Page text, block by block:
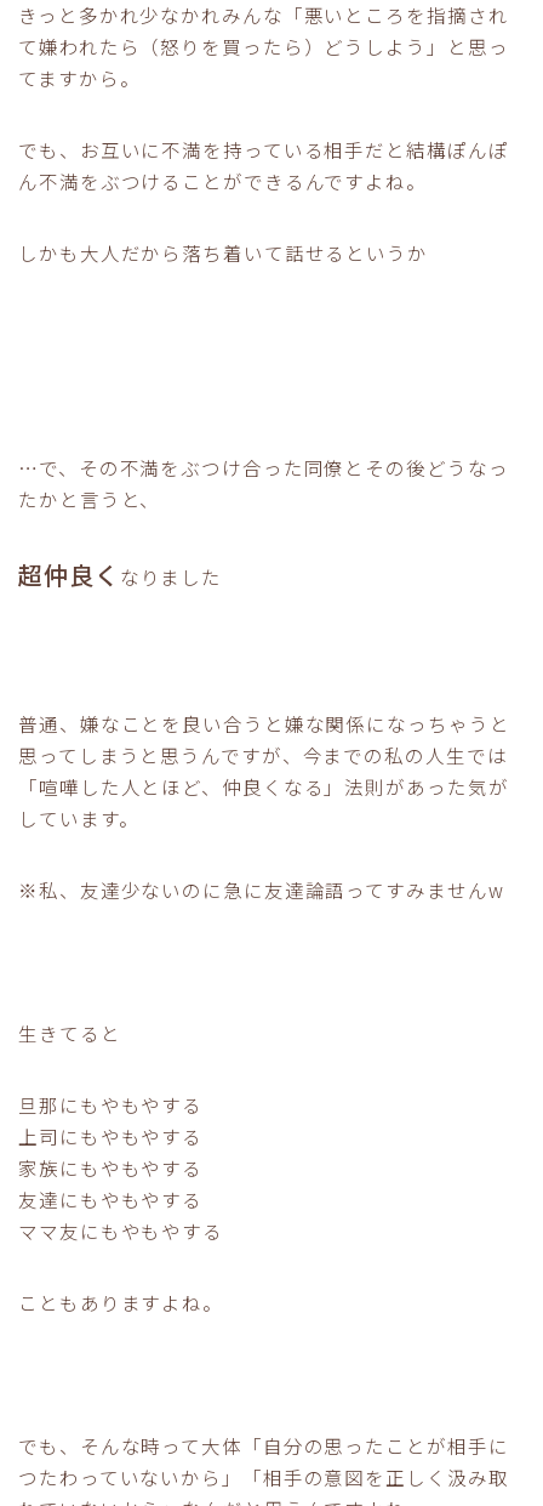
きっと多かれ少なかれみんな「悪いところを指摘され
て嫌われたら（怒りを買ったら）どうしよう」と思っ
てますから。
でも、お互いに不満を持っている相手だと結構ぽんぽ
ん不満をぶつけることができるんですよね。
しかも大人だから落ち着いて話せるというか
…で、その不満をぶつけ合った同僚とその後どうなっ
たかと言うと、
超仲良く なりました
普通、嫌なことを良い合うと嫌な関係になっちゃうと
思ってしまうと思うんですが、今までの私の人生では
「喧嘩した人とほど、仲良くなる」法則があった気が
しています。
※私、友達少ないのに急に友達論語ってすみませんw
生きてると
旦那にもやもやする
上司にもやもやする
家族にもやもやする
友達にもやもやする
ママ友にもやもやする
こともありますよね。
でも、そんな時って大体「自分の思ったことが相手に
つたわっていないから」「相手の意図を正しく汲み取